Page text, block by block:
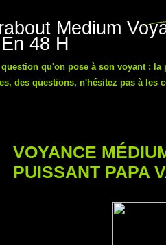
Medium
48 H
qu'on pose à son voyant :
des questions, n'hésitez pas à les
VOYANCE
PUISSANT PAPA